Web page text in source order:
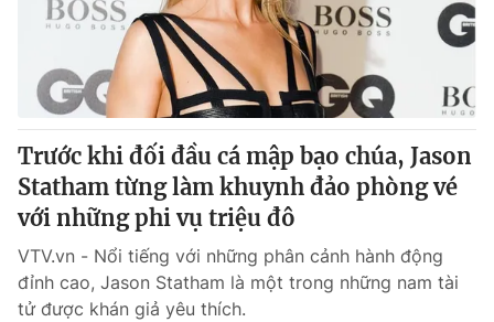
VTV Sức khoẻ Bất động sản
Thị trường 24h Tấm lòng Việt
VTV4 Vươn mình bằng AI
VTV9 VTV8
Liên hệ tòa soạn English
Trước khi đối đầu cá mập bạo chúa, Jason
Statham từng làm khuynh đảo phòng vé
với những phi vụ triệu đô
VTV.vn - Nổi tiếng với những phân cảnh hành động
đỉnh cao, Jason Statham là một trong những nam tài
tử được khán giả yêu thích.